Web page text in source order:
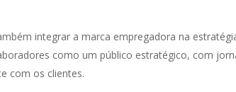
integrar a marca empregadora na
como um público estratégico, com
com os clientes.
Rita Herédia Cordovil
Luza Tecnologia